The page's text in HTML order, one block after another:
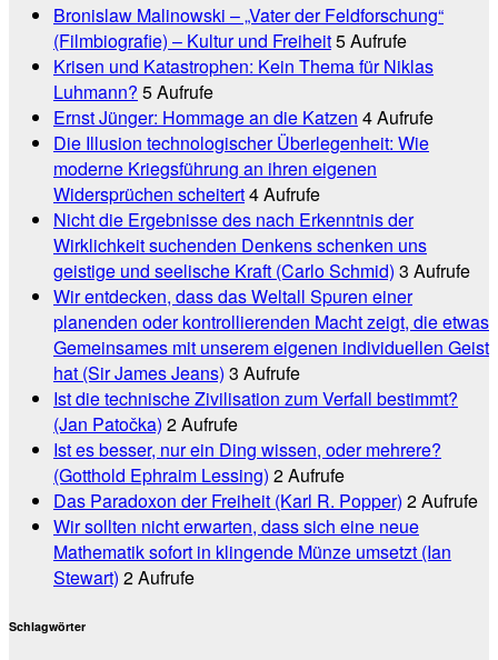
Bronislaw Malinowski – „Vater der Feldforschung“
(Filmbiografie) – Kultur und Freiheit5 Aufrufe
Krisen und Katastrophen: Kein Thema für Niklas
Luhmann? 5 Aufrufe
Ernst Jünger: Hommage an die Katzen 4 Aufrufe
Die Illusion technologischer Überlegenheit: Wie
moderne Kriegsführung an ihren eigenen
Widersprüchen scheitert4 Aufrufe
Nicht die Ergebnisse des nach Erkenntnis der
Wirklichkeit suchenden Denkens schenken uns
geistige und seelische Kraft (Carlo Schmid) 3 Aufrufe
Wir entdecken, dass das Weltall Spuren einer
planenden oder kontrollierenden Macht zeigt, die etwas
Gemeinsames mit unserem eigenen individuellen Geist
hat (Sir James Jeans) 3 Aufrufe
Ist die technische Zivilisation zum Verfall bestimmt?
(Jan Patočka) 2 Aufrufe
Ist es besser, nur ein Ding wissen, oder mehrere?
(Gotthold Ephraim Lessing) 2 Aufrufe
Das Paradoxon der Freiheit (Karl R. Popper) 2 Aufrufe
Wir sollten nicht erwarten, dass sich eine neue
Mathematik sofort in klingende Münze umsetzt (Ian
Stewart) 2 Aufrufe
Schlagwörter